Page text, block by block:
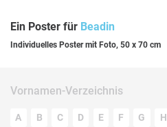
Ein Poster für Beadin
Individuelles Poster mit Foto, 50 x 70 cm
Vornamen-Verzeichnis
A B C D E F G H